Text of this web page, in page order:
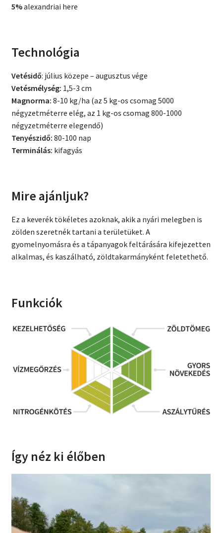
5%alexandriai here
Technológia
Vetésidő: július közepe – augusztus vége
Vetésmélység: 1,5-3 cm
Magnorma: 8-10 kg/ha (az 5 kg-os csomag 5000
négyzetméterre elég, az 1 kg-os csomag 800-1000
négyzetméterre elegendő)
Tenyészidő: 80-100 nap
Terminálás: kifagyás
Mire ajánljuk?
Ez a keverék tökéletes azoknak, akik a nyári melegben is
zölden szeretnék tartani a területüket. A
gyomelnyomásra és a tápanyagok feltárására kifejezetten
alkalmas, és kaszálható, zöldtakarmányként feletethető.
Funkciók
Így néz ki élőben